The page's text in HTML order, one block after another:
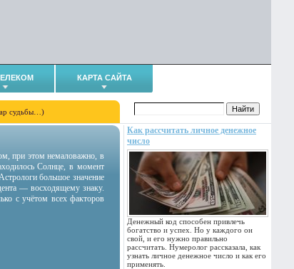
КАРТА САЙТА
судьбы…)
Как рассчитать личное денежное
число
Денежный код способен привлечь
богатство и успех. Но у каждого он
свой, и его нужно правильно
рассчитать. Нумеролог рассказала, как
узнать личное денежное число и как его
применять.
при этом немаловажно, в
Солнце, в момент
большое значение
— восходящему знаку.
с учётом всех факторов